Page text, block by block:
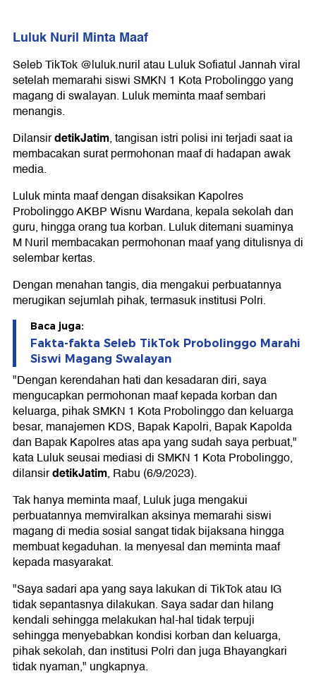
Luluk Nuril Minta Maaf
Seleb TikTok @luluk.nuril atau Luluk Sofiatul Jannah viral
setelah memarahi siswi SMKN 1 Kota Probolinggo yang
magang di swalayan. Luluk meminta maaf sembari
menangis.
DilansirdetikJatim, tangisan istri polisi ini terjadi saat ia
membacakan surat permohonan maaf di hadapan awak
media.
Luluk minta maaf dengan disaksikan Kapolres
Probolinggo AKBP Wisnu Wardana, kepala sekolah dan
guru, hingga orang tua korban. Luluk ditemani suaminya
M Nuril membacakan permohonan maaf yang ditulisnya di
selembar kertas.
Dengan menahan tangis, dia mengakui perbuatannya
merugikan sejumlah pihak, termasuk institusi Polri.
Baca juga:
Fakta-fakta Seleb TikTok Probolinggo Marahi
Siswi Magang Swalayan
"Dengan kerendahan hati dan kesadaran diri, saya
mengucapkan permohonan maaf kepada korban dan
keluarga, pihak SMKN 1 Kota Probolinggo dan keluarga
besar, manajemen KDS, Bapak Kapolri, Bapak Kapolda
dan Bapak Kapolres atas apa yang sudah saya perbuat,"
kata Luluk seusai mediasi di SMKN 1 Kota Probolinggo,
dilansirdetikJatim, Rabu (6/9/2023).
Tak hanya meminta maaf, Luluk juga mengakui
perbuatannya memviralkan aksinya memarahi siswi
magang di media sosial sangat tidak bijaksana hingga
membuat kegaduhan. Ia menyesal dan meminta maaf
kepada masyarakat.
"Saya sadari apa yang saya lakukan di TikTok atau IG
tidak sepantasnya dilakukan. Saya sadar dan hilang
kendali sehingga melakukan hal-hal tidak terpuji
sehingga menyebabkan kondisi korban dan keluarga,
pihak sekolah, dan institusi Polri dan juga Bhayangkari
tidak nyaman," ungkapnya.